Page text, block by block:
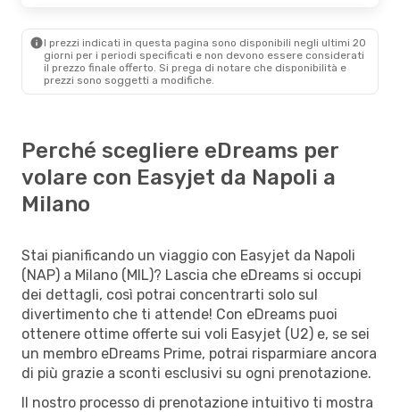
I prezzi indicati in questa pagina sono disponibili negli ultimi 20
giorni per i periodi specificati e non devono essere considerati
il ​​prezzo finale offerto. Si prega di notare che disponibilità e
prezzi sono soggetti a modifiche.
Perché scegliere eDreams per
volare con Easyjet da Napoli a
Milano
Stai pianificando un viaggio con Easyjet da Napoli
(NAP) a Milano (MIL)? Lascia che eDreams si occupi
dei dettagli, così potrai concentrarti solo sul
divertimento che ti attende! Con eDreams puoi
ottenere ottime offerte sui voli Easyjet (U2) e, se sei
un membro eDreams Prime, potrai risparmiare ancora
di più grazie a sconti esclusivi su ogni prenotazione.
Il nostro processo di prenotazione intuitivo ti mostra